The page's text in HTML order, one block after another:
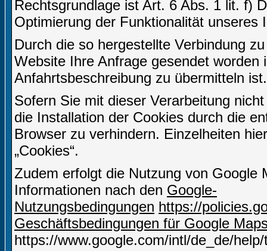
Rechtsgrundlage ist Art. 6 Abs. 1 lit. f)
Optimierung der Funktionalität unseres
Durch die so hergestellte Verbindung
Website Ihre Anfrage gesendet
Anfahrtsbeschreibung zu übermitteln ist.
Sofern Sie mit dieser Verarbeitung
die Installation der Cookies durch die
Browser zu verhindern. Einzelheiten
„Cookies“.
Zudem erfolgt die Nutzung von Google
Informationen nach den Google-
Nutzungsbedingungen https://
Geschäftsbedingungen für Google
https://www.google.com/intl/de_de/